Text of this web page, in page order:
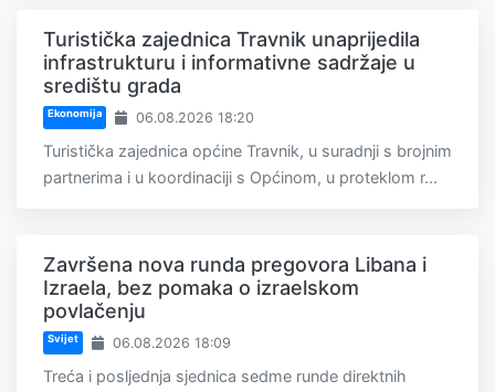
Turistička zajednica Travnik unaprijedila
infrastrukturu i informativne sadržaje u
središtu grada
Ekonomija 06.08.2026 18:20
Turistička zajednica općine Travnik, u suradnji s brojnim
partnerima i u koordinaciji s Općinom, u proteklom r...
Završena nova runda pregovora Libana i
Izraela, bez pomaka o izraelskom
povlačenju
Svijet 06.08.2026 18:09
Treća i posljednja sjednica sedme runde direktnih